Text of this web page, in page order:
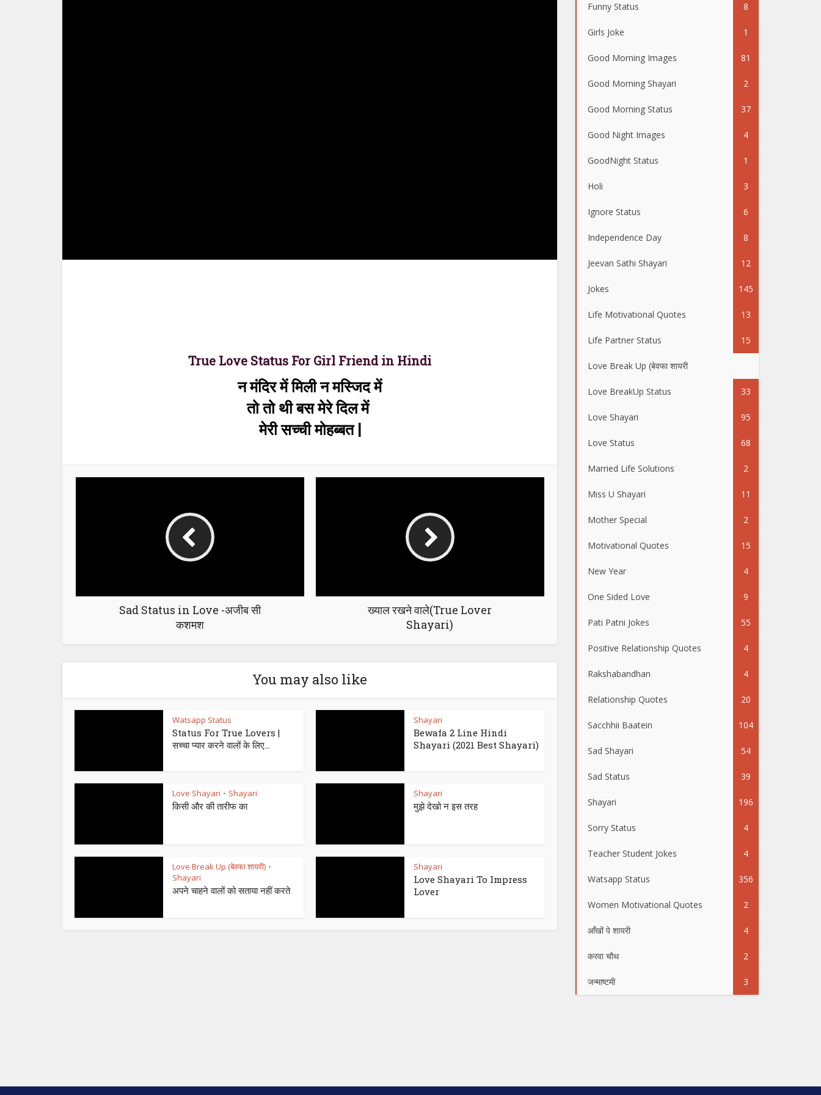
True Love Status For Girl Friend in Hindi
न मंदिर में मिली न मस्जिद में
तो तो थी बस मेरे दिल में
मेरी सच्ची मोहब्बत |
Sad Status in Love -अजीब सी
कशमश
ख्याल रखने वाले(True Lover
Shayari)
You may also like
Watsapp Status
Status For True Lovers |
सच्चा प्यार करने वालों के लिए...
Shayari
Bewafa 2 Line Hindi
Shayari (2021 Best Shayari)
Love Shayari • Shayari
किसी और की तारीफ का
Shayari
मुझे देखो न इस तरह
Love Break Up (बेवफा शायरी) •
Shayari
अपने चाहने वालों को सताया नहीं करते
Shayari
Love Shayari To Impress
Lover
Funny Status 8
Girls Joke 1
Good Morning Images 81
Good Morning Shayari 2
Good Morning Status 37
Good Night Images 4
GoodNight Status 1
Holi 3
Ignore Status 6
Independence Day 8
Jeevan Sathi Shayari 12
Jokes 145
Life Motivational Quotes 13
Life Partner Status 15
Love Break Up (बेवफा शायरी
Love BreakUp Status 33
Love Shayari 95
Love Status 68
Married Life Solutions 2
Miss U Shayari 11
Mother Special 2
Motivational Quotes 15
New Year 4
One Sided Love 9
Pati Patni Jokes 55
Positive Relationship Quotes 4
Rakshabandhan 4
Relationship Quotes 20
Sacchhii Baatein 104
Sad Shayari 54
Sad Status 39
Shayari 196
Sorry Status 4
Teacher Student Jokes 4
Watsapp Status 356
Women Motivational Quotes 2
आँखों पे शायरी 4
करवा चौथ 2
जन्माष्टमी 3